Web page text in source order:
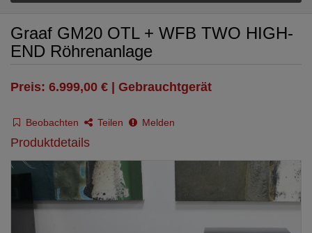
Graaf GM20 OTL + WFB TWO HIGH-
END Röhrenanlage
Preis: 6.999,00 € | Gebrauchtgerät
Beobachten Teilen Melden
Produktdetails